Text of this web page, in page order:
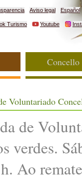
Aviso legal Español
Turismo Youtube
Concello
Voluntariado
de
verdes.
Ao